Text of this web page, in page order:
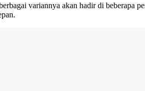
variannya akan hadir di beberapa